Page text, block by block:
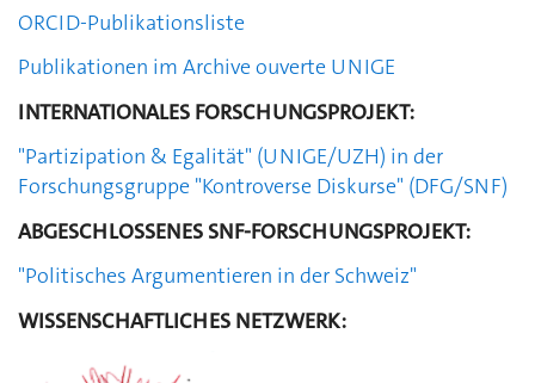
ORCID-Publikationsliste
Publikationen im Archive ouverte UNIGE
INTERNATIONALES FORSCHUNGSPROJEKT:
"Partizipation & Egalität" (UNIGE/UZH) in der
Forschungsgruppe "Kontroverse Diskurse" (DFG/SNF)
ABGESCHLOSSENES SNF-FORSCHUNGSPROJEKT:
"Politisches Argumentieren in der Schweiz"
WISSENSCHAFTLICHES NETZWERK: